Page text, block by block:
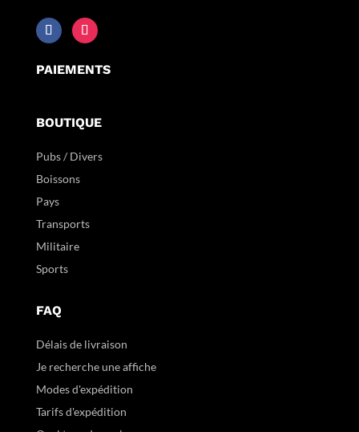
PAIEMENTS
BOUTIQUE
Pubs / Divers
Boissons
Pays
Transports
Militaire
Sports
FAQ
Délais de livraison
Je recherche une affiche
Modes d'expédition
Tarifs d'expédition